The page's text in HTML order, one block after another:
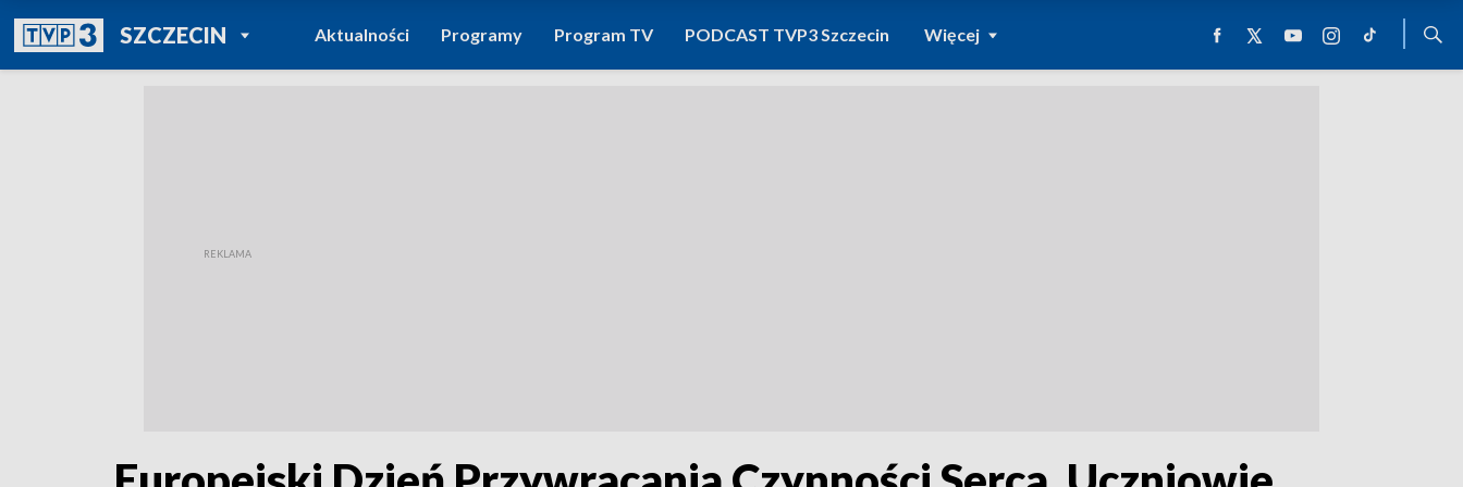
SZCZECINPOWRÓT DO
TVP REGIONY
Aktualności Programy Program TV PODCAST TVP3 Szczecin Więcej